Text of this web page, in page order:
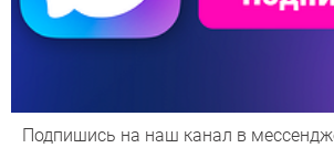
Подпишись на наш канал в